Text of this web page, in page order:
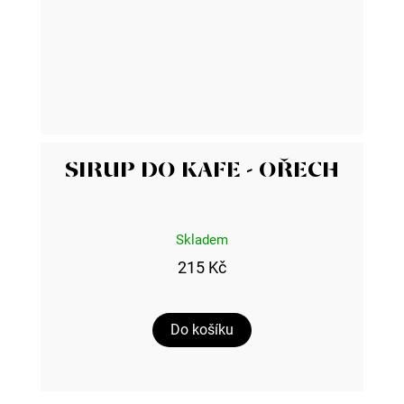
SIRUP DO KAFE - OŘECH
Skladem
215 Kč
Do košíku